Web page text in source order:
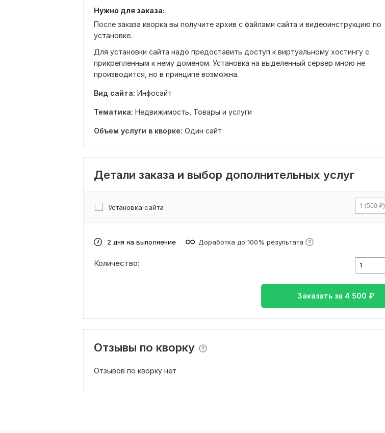
Нужно для заказа:
После заказа кворка вы получите архив с файлами сайта и видеоинструкцию по
установке.
Для установки сайта надо предоставить доступ к виртуальному хостингу с
прикрепленным к нему доменом. Установка на выделенный сервер мною не
производится, но в принципе возможна.
Вид сайта: Инфосайт
Тематика: Недвижимость, Товары и услуги
Объем услуги в кворке: Один сайт
Детали заказа и выбор дополнительных услуг
Установка сайта 1 (500 ₽)
2 дня на выполнение Доработка до 100% результата
1
Количество:
Заказать за 4 500 ₽
Отзывы по кворку
Отзывов по кворку нет